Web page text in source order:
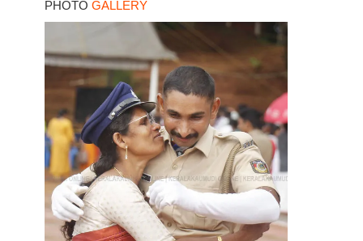
PHOTO GALLERY